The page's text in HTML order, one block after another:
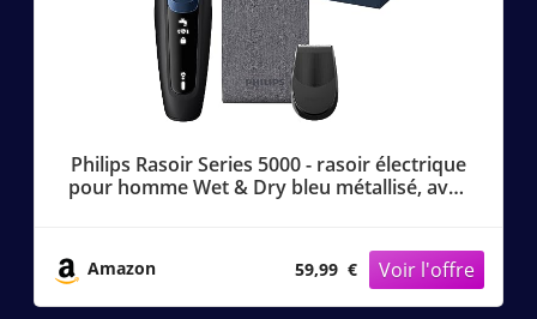
Philips Rasoir Series 5000 - rasoir électrique
pour homme Wet & Dry bleu métallisé, avec
Amazon 59,99 €